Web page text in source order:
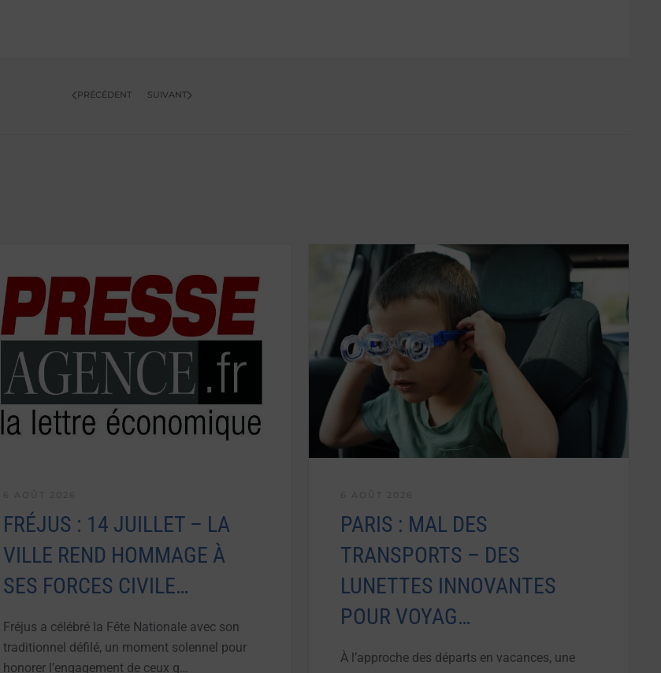
PRÉCÉDENT SUIVANT
FRÉJUS : 14 JUILLET – LA
VILLE REND HOMMAGE À
SES FORCES CIVILE…
Fréjus a célébré la Fête Nationale avec son
traditionnel défilé, un moment solennel pour
honorer l’engagement de ceux q…
PARIS : MAL DES
TRANSPORTS – DES
LUNETTES INNOVANTES
POUR VOYAG…
À l’approche des départs en vacances, une